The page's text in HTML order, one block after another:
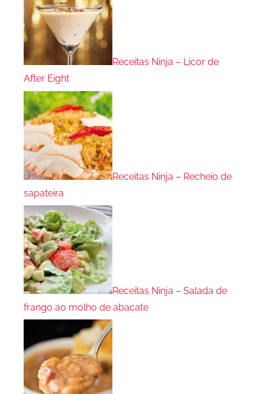
Receitas Ninja – Licor de
After Eight
Receitas Ninja – Recheio de
sapateira
Receitas Ninja – Salada de
frango ao molho de abacate